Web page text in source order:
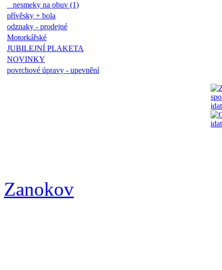
nesmeky na obuv (1)
přívěsky + bola
odznaky - prodejné
Motorkářské
JUBILEJNÍ PLAKETA
NOVINKY
povrchové úpravy - upevnění
Zanokov